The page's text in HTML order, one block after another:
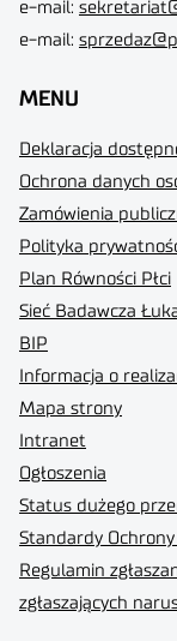
e-mail:
e-mail:
MENU
Deklaracja
Ochrona danych
Zamówienia
Polityka
Plan Równości Płci
Sieć Badawcza
BIP
Informacja o
Mapa strony
Intranet
Ogłoszenia
Status dużego
Standardy
Regulamin
zgłaszających